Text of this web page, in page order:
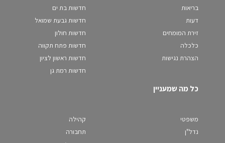
בריאות
דעות
זירת המומחים
כלכלה
הצהרת נגישות
חדשות בת ים
חדשות גבעת שמואל
חדשות חולון
חדשות פתח תקווה
חדשות ראשון לציון
חדשות רמת גן
כל מה שמעניין
משפטי
נדל"ן
קהילה
תחבורה